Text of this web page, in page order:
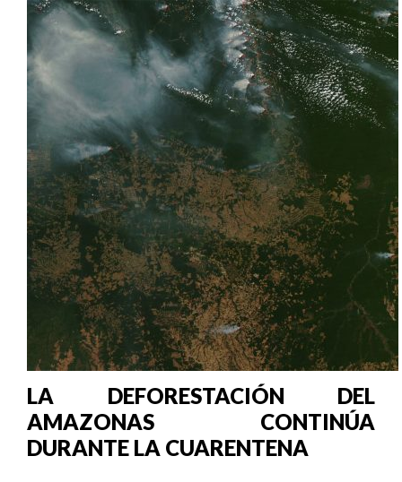
LA DEFORESTACIÓN DEL
AMAZONAS CONTINÚA
DURANTE LA CUARENTENA